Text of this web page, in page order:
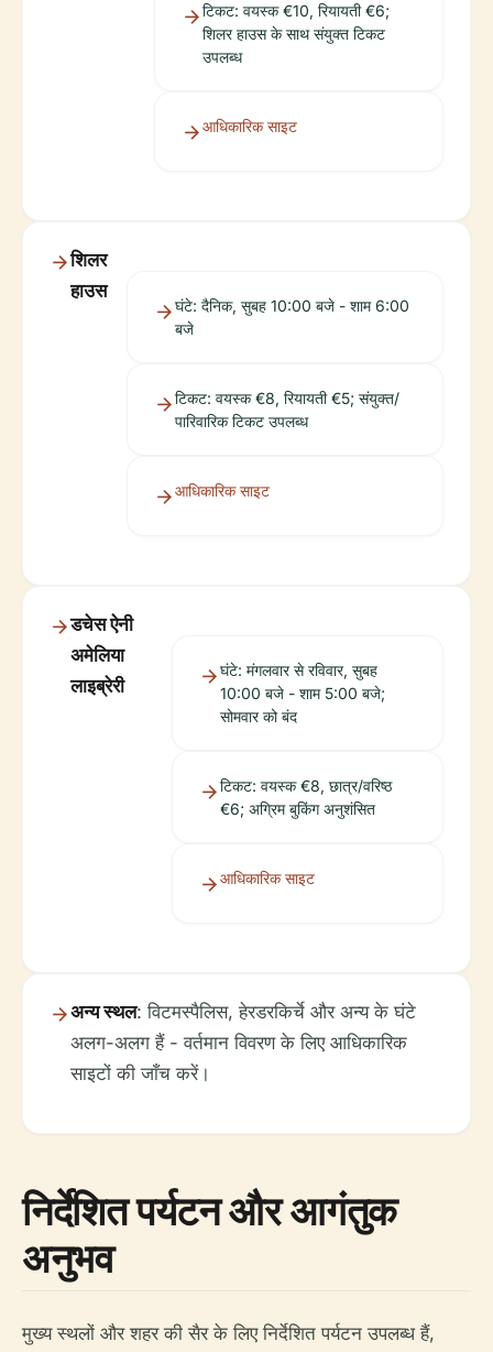
टिकट: वयस्क €10, रियायती €6;
शिलर हाउस के साथ संयुक्त टिकट
उपलब्ध
आधिकारिक साइट
शिलर
हाउस
घंटे: दैनिक, सुबह 10:00 बजे - शाम 6:00
बजे
टिकट: वयस्क €8, रियायती €5; संयुक्त/
पारिवारिक टिकट उपलब्ध
आधिकारिक साइट
डचेस ऐनी
अमेलिया
लाइब्रेरी
घंटे: मंगलवार से रविवार, सुबह
10:00 बजे - शाम 5:00 बजे;
सोमवार को बंद
टिकट: वयस्क €8, छात्र/वरिष्ठ
€6; अग्रिम बुकिंग अनुशंसित
आधिकारिक साइट
अन्य स्थल: विटमस्पैलिस, हेरडरकिर्चे और अन्य के घंटे
अलग-अलग हैं - वर्तमान विवरण के लिए आधिकारिक
साइटों की जाँच करें।
निर्देशित पर्यटन और आगंतुक
अनुभव
मुख्य स्थलों और शहर की सैर के लिए निर्देशित पर्यटन उपलब्ध हैं,